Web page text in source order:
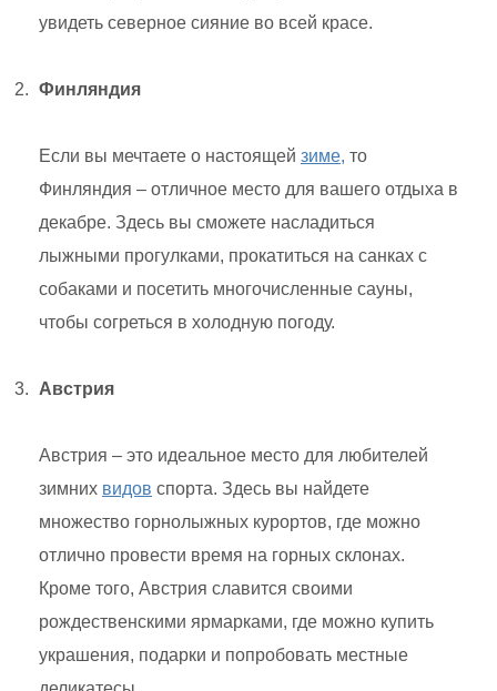
увидеть северное сияние во всей красе.
Финляндия
Если вы мечтаете о настоящей зиме, то
Финляндия – отличное место для вашего отдыха в
декабре. Здесь вы сможете насладиться
лыжными прогулками, прокатиться на санках с
собаками и посетить многочисленные сауны,
чтобы согреться в холодную погоду.
Австрия
Австрия – это идеальное место для любителей
зимних видов спорта. Здесь вы найдете
множество горнолыжных курортов, где можно
отлично провести время на горных склонах.
Кроме того, Австрия славится своими
рождественскими ярмарками, где можно купить
украшения, подарки и попробовать местные